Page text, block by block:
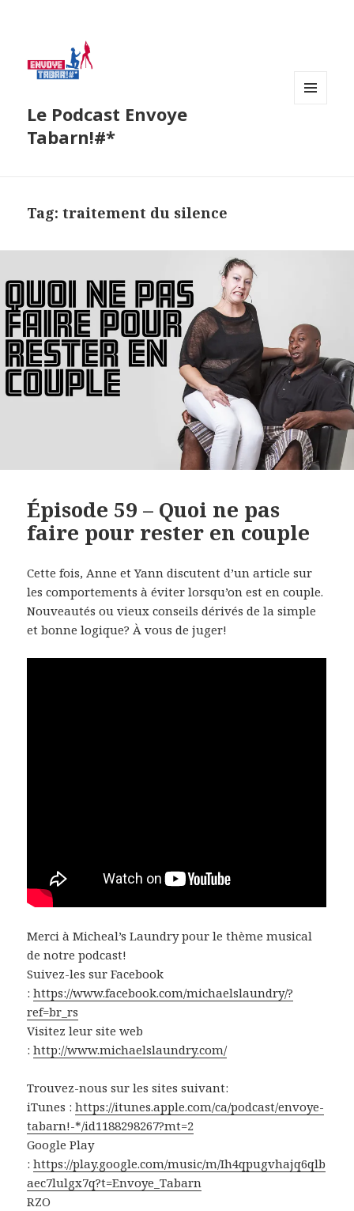
Le Podcast Envoye
Tabarn!#*
Tag:traitement du silence
Épisode 59 – Quoi ne pas
faire pour rester en couple
Cette fois, Anne et Yann discutent d’un article sur
les comportements à éviter lorsqu’on est en couple.
Nouveautés ou vieux conseils dérivés de la simple
et bonne logique? À vous de juger!
Merci à Micheal’s Laundry pour le thème musical
de notre podcast!
Suivez-les sur Facebook
:https://www.facebook.com/michaelslaundry/?
ref=br_rs
Visitez leur site web
:http://www.michaelslaundry.com/
Trouvez-nous sur les sites suivant:
iTunes :https://itunes.apple.com/ca/podcast/envoye-
tabarn!-*/id1188298267?mt=2
Google Play
:https://play.google.com/music/m/Ih4qpugvhajq6qlb
aec7lulgx7q?t=Envoye_Tabarn
RZO